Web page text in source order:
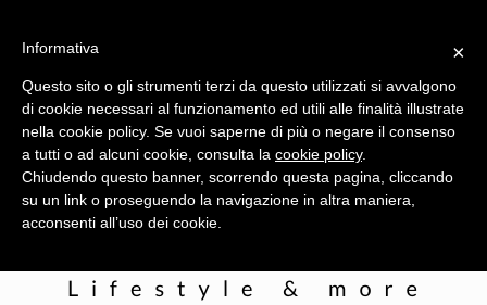
×
Informativa
Questo sito o gli strumenti terzi da questo utilizzati si avvalgono
di cookie necessari al funzionamento ed utili alle finalità illustrate
nella cookie policy. Se vuoi saperne di più o negare il consenso
a tutti o ad alcuni cookie, consulta la cookie policy.
Chiudendo questo banner, scorrendo questa pagina, cliccando
su un link o proseguendo la navigazione in altra maniera,
acconsenti all’uso dei cookie.